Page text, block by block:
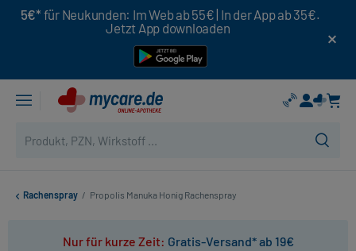
5€* für Neukunden: Im Web ab 55€ | In der App ab 35€.
Jetzt App downloaden
Rachenspray / Propolis Manuka Honig Rachenspray
Nur für kurze Zeit: Gratis-Versand* ab 19€